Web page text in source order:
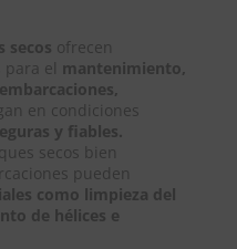
secos ofrecen
el mantenimiento,
en condiciones
y fiables.
secos bien
pueden
como limpieza del
de hélices e